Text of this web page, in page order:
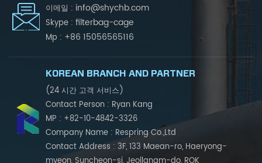
이메일 : info@shychb.com
Skype : filterbag-cage
Mp : +86 15056565116
KOREAN BRANCH AND PARTNER
(24 시간 고객 서비스)
Contact Person : Ryan Kang
MP : +82-10-4842-3326
Company Name : Respring Co.,Ltd
Contact Address : 3F, 133 Maean-ro, Haeryong-